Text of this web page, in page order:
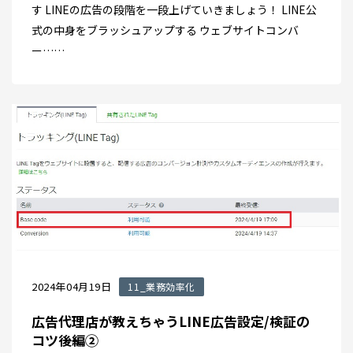
す LINEの広告の段階を一段上げていきましょう！ LINE公
式の中身をブラッシュアップする ウェブサイトコンバ
ー……
2024年04月19日 11_業務効率化
広告代理店が教えちゃうLINE広告設定/検証の
コツ後編②